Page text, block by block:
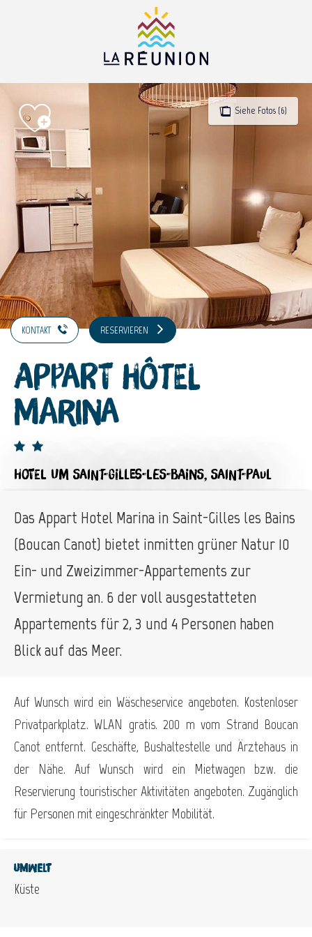
Siehe Fotos (6)
KONTAKT RESERVIEREN
Appart Hôtel
Marina
HOTEL UM SAINT-GILLES-LES-BAINS, SAINT-PAUL
Das Appart Hotel Marina in Saint-Gilles les Bains
(Boucan Canot) bietet inmitten grüner Natur 10
Ein- und Zweizimmer-Appartements zur
Vermietung an. 6 der voll ausgestatteten
Appartements für 2, 3 und 4 Personen haben
Blick auf das Meer.
Auf Wunsch wird ein Wäscheservice angeboten. Kostenloser
Privatparkplatz. WLAN gratis. 200 m vom Strand Boucan
Canot entfernt. Geschäfte, Bushaltestelle und Ärztehaus in
der Nähe. Auf Wunsch wird ein Mietwagen bzw. die
Reservierung touristischer Aktivitäten angeboten. Zugänglich
für Personen mit eingeschränkter Mobilität.
Umwelt
Küste